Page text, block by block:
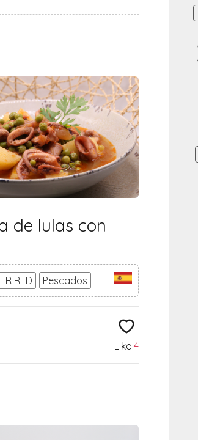
de lulas con
RED Pescados
Like 4